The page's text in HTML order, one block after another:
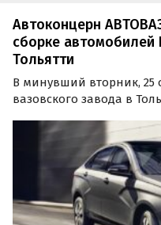
Автоконцерн
сборке автомобилей
Тольятти
В минувший вторник, 25
вазовского завода в
инсайдерский паблик